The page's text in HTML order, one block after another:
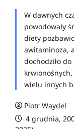
W dawnych
powodowały
diety
awitaminoza,
dochodziło
wielu innych
Piotr Waydel
4 grudnia,